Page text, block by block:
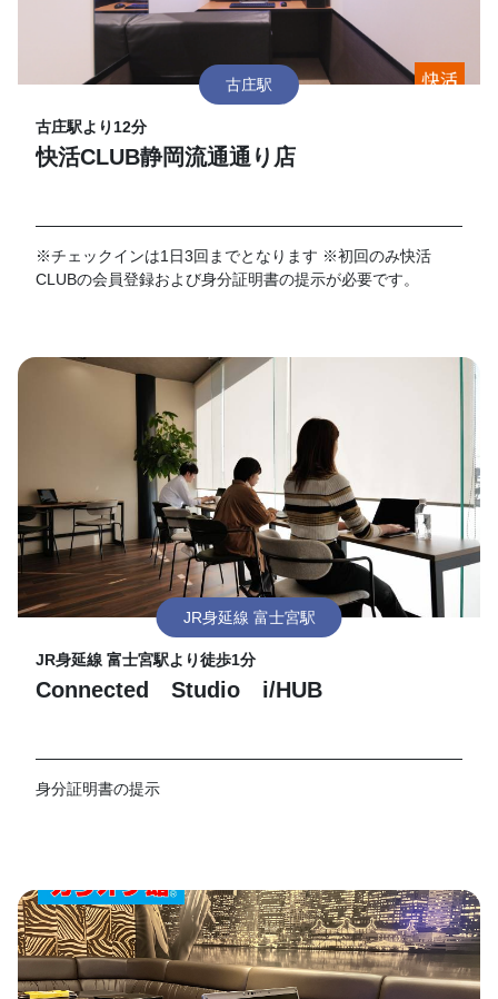
古庄駅
古庄駅より12分
快活CLUB静岡流通通り店
※チェックインは1日3回までとなります ※初回のみ快活
CLUBの会員登録および身分証明書の提示が必要です。
JR身延線 富士宮駅
JR身延線 富士宮駅より徒歩1分
Connected Studio i/HUB
身分証明書の提示